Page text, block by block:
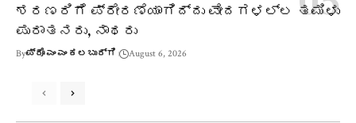
ಶರಣರಿಗೆ ಪ್ರೇರಣೆಯಾಗಿದ್ದು ವೇದಗಳಲ್ಲ ತಮಿಳು
ಪುರಾತನರು, ನಾಥರು
Byಪ್ರೊ ಎಂ ಎಂ ಕಲಬುರ್ಗಿ August 6, 2026